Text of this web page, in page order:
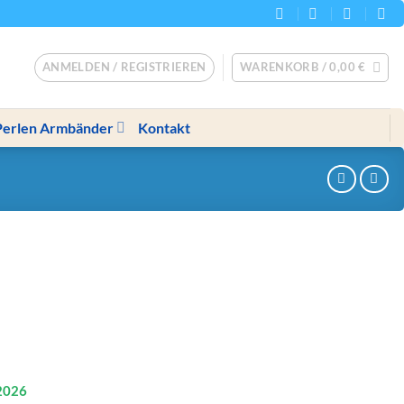
ANMELDEN / REGISTRIEREN WARENKORB /0,00€
Armbänder Kontakt